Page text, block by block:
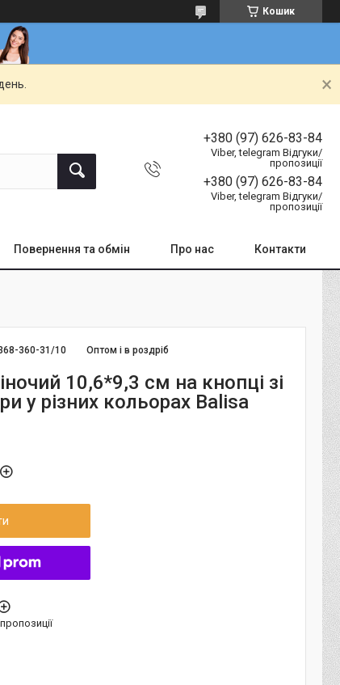
Кошик
+380 (97) 626-83-84
Viber, telegram Відгуки/
пропозиції
+380 (97) 626-83-84
Viber, telegram Відгуки/
пропозиції
Повернення та обмін Про нас Контакти
Оптом і в роздріб
360-31/10
10,6*9,3 см на кнопці зі
у різних кольорах Balisa